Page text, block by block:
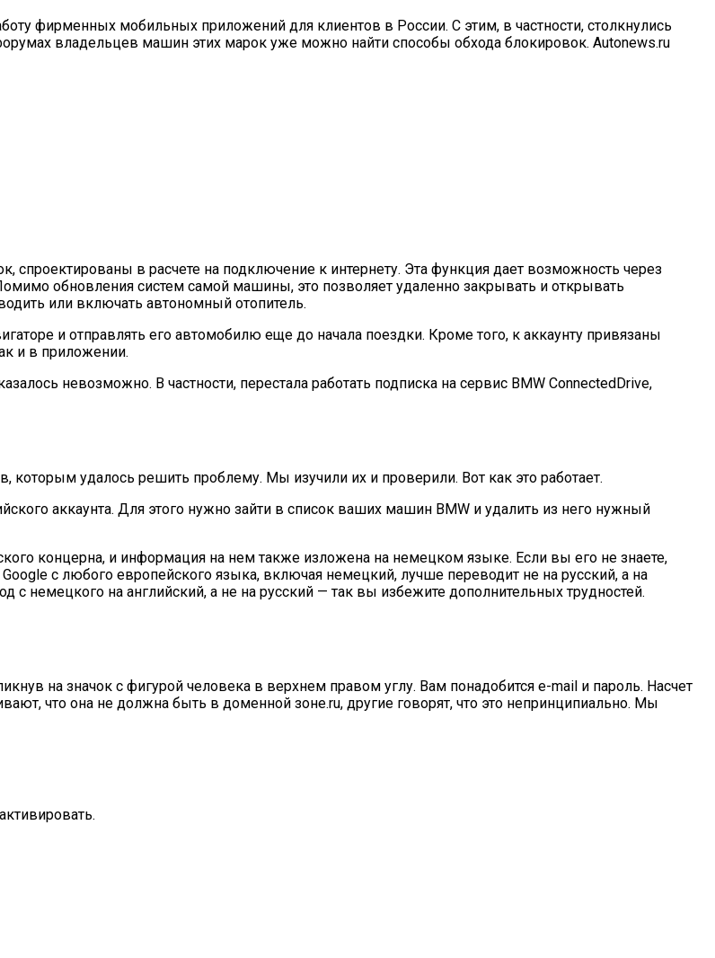
фирменных мобильных приложений для клиентов в России. С этим, в частности, столкнулись
владельцев машин этих марок уже можно найти способы обхода блокировок. Autonews.ru
в расчете на подключение к интернету. Эта функция дает возможность через
обновления систем самой машины, это позволяет удаленно закрывать и открывать
или включать автономный отопитель.
и отправлять его автомобилю еще до начала поездки. Кроме того, к аккаунту привязаны
и в приложении.
невозможно. В частности, перестала работать подписка на сервис BMW ConnectedDrive,
которым удалось решить проблему. Мы изучили их и проверили. Вот как это работает.
аккаунта. Для этого нужно зайти в список ваших машин BMW и удалить из него нужный
концерна, и информация на нем также изложена на немецком языке. Если вы его не знаете,
с любого европейского языка, включая немецкий, лучше переводит не на русский, а на
с немецкого на английский, а не на русский — так вы избежите дополнительных трудностей.
на значок с фигурой человека в верхнем правом углу. Вам понадобится e-mail и пароль. Насчет
что она не должна быть в доменной зоне.ru, другие говорят, что это непринципиально. Мы